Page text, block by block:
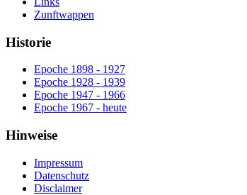
Zunftwappen
Historie
Epoche 1898 - 1927
Epoche 1928 - 1939
Epoche 1947 - 1966
Epoche 1967 - heute
Hinweise
Impressum
Datenschutz
Disclaimer